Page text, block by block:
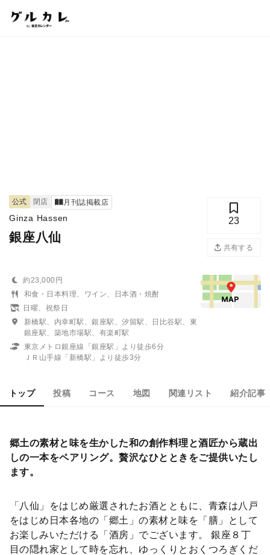
公式 閉店 月刊誌掲載店
Ginza Hassen
銀座八仙
23
共有する
約23,000円
和食・日本料理、ワイン、日本酒・焼酎
日曜、祝祭日
新橋駅、内幸町駅、銀座駅、汐留駅、日比谷駅、東
銀座駅、築地市場駅、有楽町駅
東京メトロ銀座線「銀座駅」より徒歩6分
ＪＲ山手線「新橋駅」より徒歩3分
トップ 投稿 コース 地図 関連リスト 紹介記事
郷土の素材と味を生かした和の創作料理と酒匠から蔵出
しの一本をペアリング。贅沢なひとときをご提供いたし
ます。
「八仙」をはじめ厳選されたお酒とともに、青森は八戸
をはじめ日本各地の「郷土」の素材と味を「膳」として
お楽しみいただける「酒房」でございます。 銀座８丁
目の隠れ家として時を忘れ、ゆっくりとおくつろぎくだ